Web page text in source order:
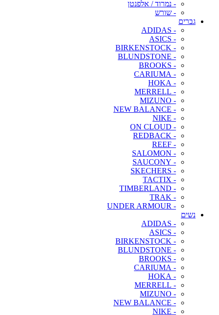
- נמרוד / אלפנטן
- שורש
גברים
- ADIDAS
- ASICS
- BIRKENSTOCK
- BLUNDSTONE
- BROOKS
- CARIUMA
- HOKA
- MERRELL
- MIZUNO
- NEW BALANCE
- NIKE
- ON CLOUD
- REDBACK
- REEF
- SALOMON
- SAUCONY
- SKECHERS
- TACTIX
- TIMBERLAND
- TRAK
- UNDER ARMOUR
נשים
- ADIDAS
- ASICS
- BIRKENSTOCK
- BLUNDSTONE
- BROOKS
- CARIUMA
- HOKA
- MERRELL
- MIZUNO
- NEW BALANCE
- NIKE